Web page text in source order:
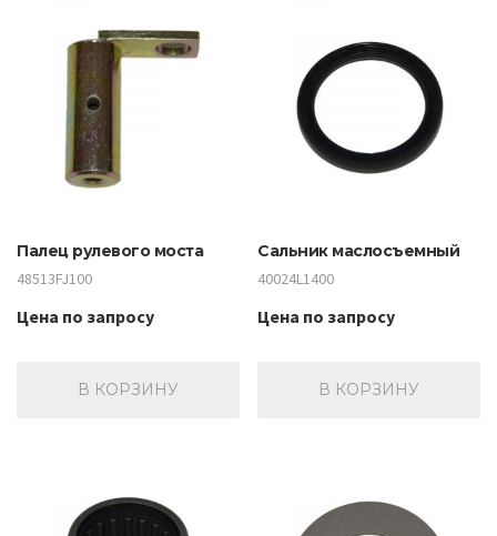
Палец рулевого моста
48513FJ100
Цена по запросу
В КОРЗИНУ
Сальник маслосъемный
40024L1400
Цена по запросу
В КОРЗИНУ